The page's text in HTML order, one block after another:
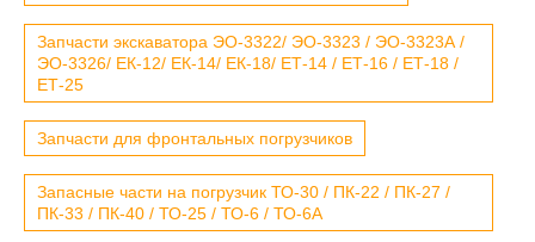
Запчасти экскаватора ЭО-3322/ ЭО-3323 / ЭО-3323А /
ЭО-3326/ ЕК-12/ ЕК-14/ ЕК-18/ ЕТ-14 / ЕТ-16 / ЕТ-18 /
ЕТ-25
Запчасти для фронтальных погрузчиков
Запасные части на погрузчик ТО-30 / ПК-22 / ПК-27 /
ПК-33 / ПК-40 / ТО-25 / ТО-6 / ТО-6А